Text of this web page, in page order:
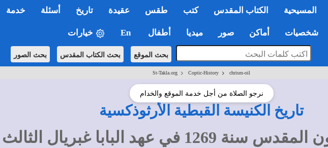
المسيحية الكتاب المقدس كتب طقس عقيدة تاريخ أسئلة خدمة
شخصيات أماكن صور ميديا أطفال En خيارات
بحث الموقع بحث الكتاب المقدس بحث الصور
St-Takla.org > Coptic-History > chrism-oil
نرجو الصلاة من أجل خدمة الموقع والخدام
تاريخ الكنيسة القبطية الأرثوذكسية
في عهد البابا غبريال الثالث